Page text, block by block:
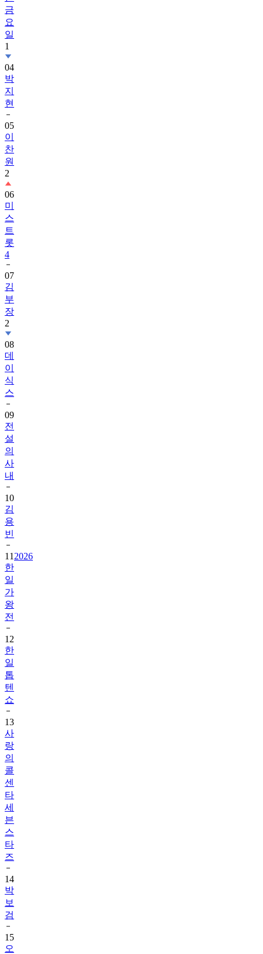
금
요
일
1
04
박
지
현
05
이
찬
원
2
06
미
스
트
롯
4
07
김
부
장
2
08
데
이
식
스
09
전
설
의
사
내
10
김
용
빈
11 2026
한
일
가
왕
전
12
한
일
톱
텐
쇼
13
사
랑
의
콜
센
타
세
븐
스
타
즈
14
박
보
검
15
오